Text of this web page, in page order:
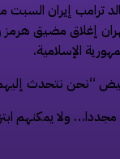
إيران السبت من
إغلاق مضيق هرمز
الإسلامية.
“نحن نتحدث إليهم.
ولا يمكنهم